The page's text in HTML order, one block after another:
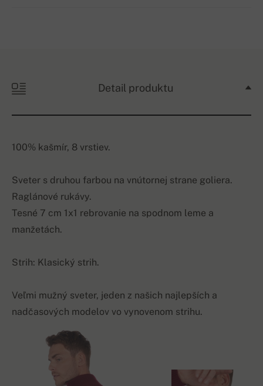
Detail produktu
100% kašmír, 8 vrstiev.
Sveter s druhou farbou na vnútornej strane goliera.
Raglánové rukávy.
Tesné 7 cm 1x1 rebrovanie na spodnom leme a
manžetách.
Strih: Klasický strih.
Veľmi mužný sveter, jeden z našich najlepších a
nadčasových modelov vo vynovenom strihu.